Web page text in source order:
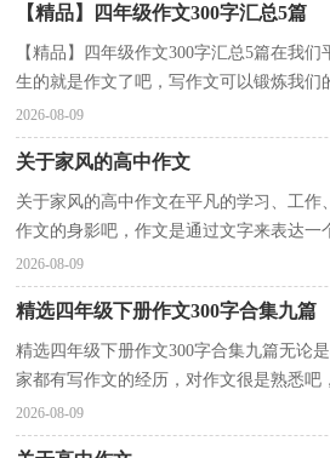
【精品】四年级作文300字汇总5篇
【精品】四年级作文300字汇总5篇在我
生的就是作文了吧，写作文可以锻炼我们
下来，思考自己未来的方向。还是对作文
2026-08-09
关于家风的高中作文
关于家风的高中作文在平凡的学习、工作
作文的身影吧，作文是通过文字来表达一
信许多人会觉得作文很难写吧，下面是小
2026-08-09
精选四年级下册作文300字合集九篇
精选四年级下册作文300字合集九篇无论
家都有写作文的经历，对作文很是熟悉吧
情达意的言语活动。还是对作文一筹莫展
2026-08-09